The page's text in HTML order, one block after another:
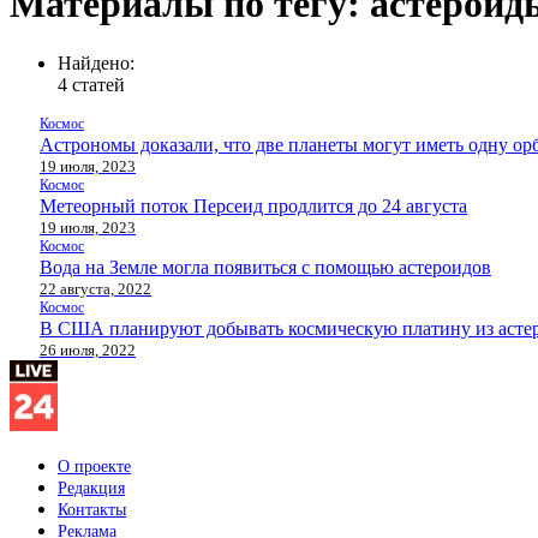
Найдено:
4 статей
Космос
Астрономы доказали, что две планеты могут иметь одну
19 июля, 2023
Космос
Метеорный поток Персеид продлится до 24 августа
19 июля, 2023
Космос
Вода на Земле могла появиться с помощью астероидов
22 августа, 2022
Космос
В США планируют добывать космическую платину из
26 июля, 2022
О проекте
Редакция
Контакты
Реклама